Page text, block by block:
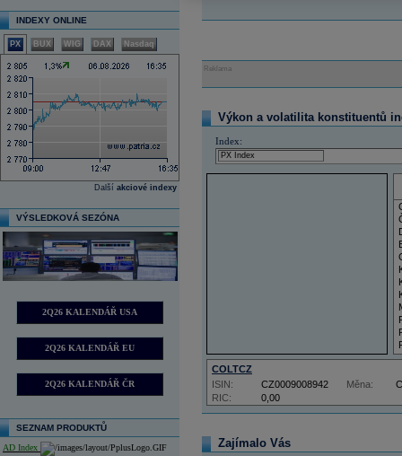
INDEXY ONLINE
PX BUX WIG DAX Nasdaq
Další akciové indexy
VÝSLEDKOVÁ SEZÓNA
2Q26 KALENDÁŘ USA
2Q26 KALENDÁŘ EU
2Q26 KALENDÁŘ ČR
SEZNAM PRODUKTŮ
AD Index
Reklama
Výkon a volatilita konstituentů
Index:
COLTCZ
RIC: 0,00
ISIN: CZ0009008942 Měna:
Zajímalo Vás